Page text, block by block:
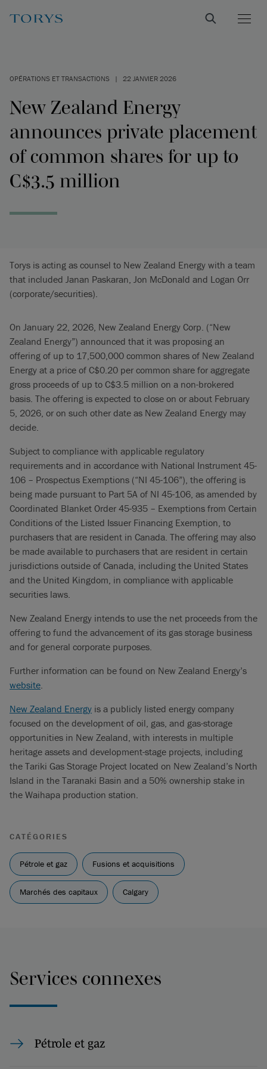
OPÉRATIONS ET TRANSACTIONS | 22 JANVIER 2026
New Zealand Energy
announces private placement
of common shares for up to
C$3.5 million
Torys is acting as counsel to New Zealand Energy with a team
that included Janan Paskaran, Jon McDonald and Logan Orr
(corporate/securities).
On January 22, 2026, New Zealand Energy Corp. (“New
Zealand Energy”) announced that it was proposing an
offering of up to 17,500,000 common shares of New Zealand
Energy at a price of C$0.20 per common share for aggregate
gross proceeds of up to C$3.5 million on a non-brokered
basis. The offering is expected to close on or about February
5, 2026, or on such other date as New Zealand Energy may
decide.
Subject to compliance with applicable regulatory
requirements and in accordance with National Instrument 45-
106 – Prospectus Exemptions (“NI 45-106”), the offering is
being made pursuant to Part 5A of NI 45-106, as amended by
Coordinated Blanket Order 45-935 – Exemptions from Certain
Conditions of the Listed Issuer Financing Exemption, to
purchasers that are resident in Canada. The offering may also
be made available to purchasers that are resident in certain
jurisdictions outside of Canada, including the United States
and the United Kingdom, in compliance with applicable
securities laws.
New Zealand Energy intends to use the net proceeds from the
offering to fund the advancement of its gas storage business
and for general corporate purposes.
Further information can be found on New Zealand Energy’s
website.
New Zealand Energy is a publicly listed energy company
focused on the development of oil, gas, and gas-storage
opportunities in New Zealand, with interests in multiple
heritage assets and development-stage projects, including
the Tariki Gas Storage Project located on New Zealand’s North
Island in the Taranaki Basin and a 50% ownership stake in
the Waihapa production station.
CATÉGORIES
Pétrole et gaz Fusions et acquisitions
Marchés des capitaux Calgary
Services connexes
Pétrole et gaz